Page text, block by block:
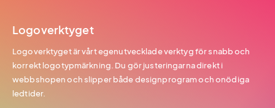
Logoverktyget
Logoverktyget är vårt egenutvecklade verktyg för snabb och
korrekt logotypmärkning. Du gör justeringarna direkt i
webbshopen och slipper både designprogram och onödiga
ledtider.